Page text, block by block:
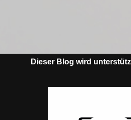
Dieser Blog wird